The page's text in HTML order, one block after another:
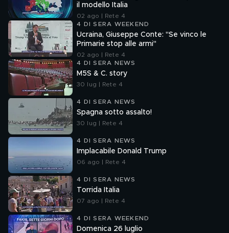
il modello Italia
02 ago | Rete 4
4 DI SERA WEEKEND
Ucraina, Giuseppe Conte: "Se vinco le
Primarie stop alle armi"
02 ago | Rete 4
4 DI SERA NEWS
M5S & C. story
30 lug | Rete 4
4 DI SERA NEWS
Spagna sotto assalto!
30 lug | Rete 4
4 DI SERA NEWS
Implacabile Donald Trump
06 ago | Rete 4
4 DI SERA NEWS
Torrida Italia
07 ago | Rete 4
4 DI SERA WEEKEND
Domenica 26 luglio